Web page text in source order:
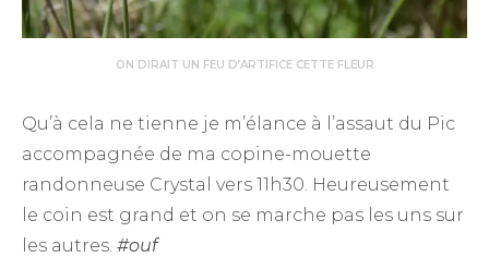
ON DIRAIT UN FEU D’ARTIFICE CETTE FLEUR
Qu’à cela ne tienne je m’élance à l’assaut du Pic
accompagnée de ma copine-mouette
randonneuse Crystal vers 11h30. Heureusement
le coin est grand et on se marche pas les uns sur
les autres. #ouf